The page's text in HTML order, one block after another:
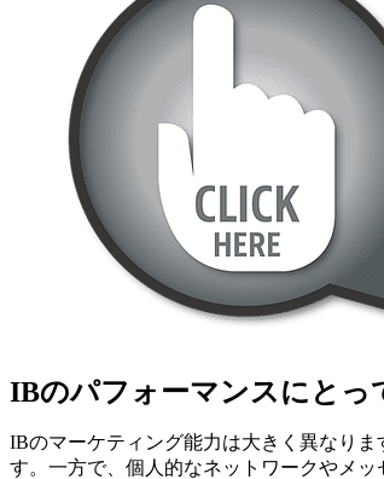
IBのパフォーマンスにとっ
IBのマーケティング能力は大きく異なり
す。一方で、個人的なネットワークやメ